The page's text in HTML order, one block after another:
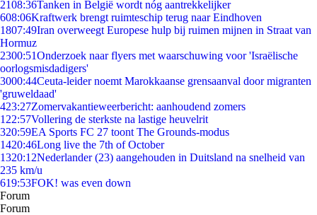
2108:36Tanken in België wordt nóg aantrekkelijker
608:06Kraftwerk brengt ruimteschip terug naar Eindhoven
1807:49Iran overweegt Europese hulp bij ruimen mijnen in Straat van
Hormuz
2300:51Onderzoek naar flyers met waarschuwing voor 'Israëlische
oorlogsmisdadigers'
3000:44Ceuta-leider noemt Marokkaanse grensaanval door migranten
'gruweldaad'
423:27Zomervakantieweerbericht: aanhoudend zomers
1 22:57Vollering de sterkste na lastige heuvelrit
320:59EA Sports FC 27 toont The Grounds-modus
1420:46Long live the 7th of October
1320:12Nederlander (23) aangehouden in Duitsland na snelheid van
235 km/u
619:53FOK! was even down
Forum
Forum